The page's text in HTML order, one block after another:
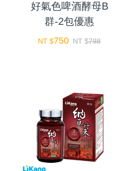
好氣色啤酒酵母B
群-2包優惠
NT $750 NT $798